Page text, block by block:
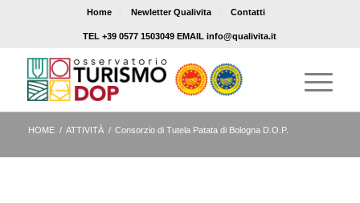
Home Newletter Qualivita Contatti
TEL +39 0577 1503049 EMAIL info@qualivita.it
HOME / ATTIVITÀ / Consorzio di Tutela Patata di Bologna D.O.P.